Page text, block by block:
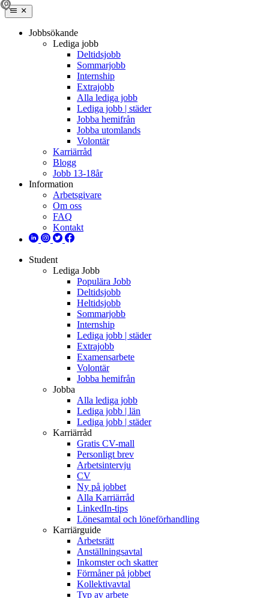
Jobbsökande
Lediga jobb
Deltidsjobb
Sommarjobb
Internship
Extrajobb
Alla lediga jobb
Lediga jobb | städer
Jobba hemifrån
Jobba utomlands
Volontär
Karriärråd
Blogg
Jobb 13-18år
Information
Arbetsgivare
Om oss
FAQ
Kontakt
Student
Lediga Jobb
Populära Jobb
Deltidsjobb
Heltidsjobb
Sommarjobb
Internship
Lediga jobb | städer
Extrajobb
Examensarbete
Volontär
Jobba hemifrån
Jobba
Alla lediga jobb
Lediga jobb | län
Lediga jobb | städer
Karriärråd
Gratis CV-mall
Personligt brev
Arbetsintervju
CV
Ny på jobbet
Alla Karriärråd
LinkedIn-tips
Lönesamtal och löneförhandling
Karriärguide
Arbetsrätt
Anställningsavtal
Inkomster och skatter
Förmåner på jobbet
Kollektivavtal
Typ av arbete